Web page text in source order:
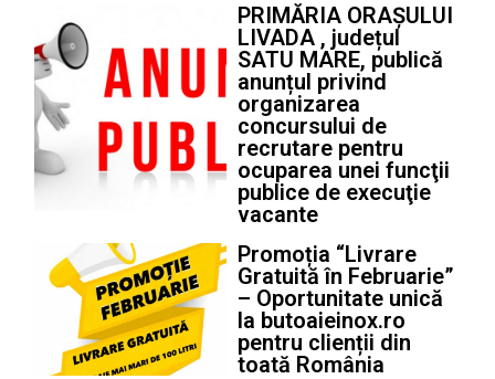
PRIMĂRIA ORAȘULUI
LIVADA , județul
SATU MARE, publică
anunțul privind
organizarea
concursului de
recrutare pentru
ocuparea unei funcţii
publice de execuţie
vacante
Promoția “Livrare
Gratuită în Februarie”
– Oportunitate unică
la butoaieinox.ro
pentru clienții din
toată România